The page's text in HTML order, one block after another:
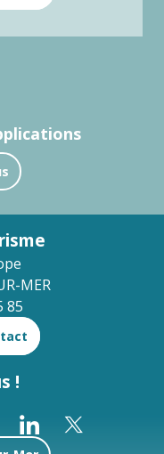
MER
85
!